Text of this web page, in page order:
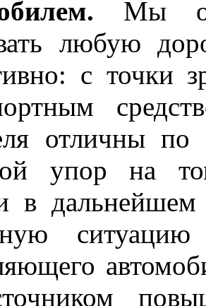
Мы
любую
с точки
отличны по
упор на
в дальнейшем